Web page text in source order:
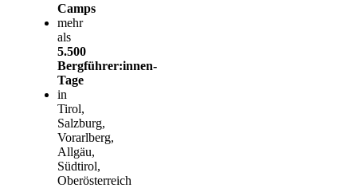
Camps
mehr
als
5.500
Bergführer:innen-
Tage
in
Tirol,
Salzburg,
Vorarlberg,
Allgäu,
Südtirol,
Oberösterreich